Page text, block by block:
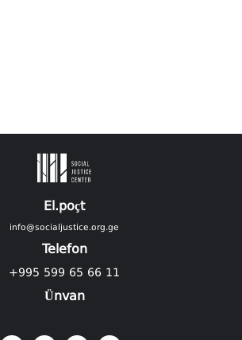
El.poçt
info@socialjustice.org.ge
Telefon
+995 599 65 66 11
Ünvan